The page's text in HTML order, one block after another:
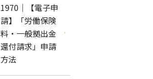
1970｜【電子申
請】「労働保険
料・一般拠出金
還付請求」申請
方法